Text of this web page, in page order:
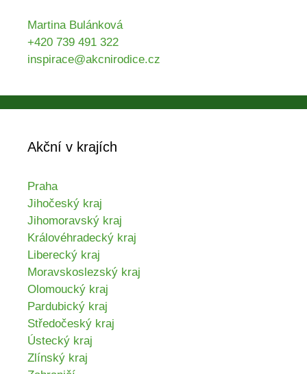
Martina Bulánková
+420 739 491 322
inspirace@akcnirodice.cz
Akční v krajích
Praha
Jihočeský kraj
Jihomoravský kraj
Královéhradecký kraj
Liberecký kraj
Moravskoslezský kraj
Olomoucký kraj
Pardubický kraj
Středočeský kraj
Ústecký kraj
Zlínský kraj